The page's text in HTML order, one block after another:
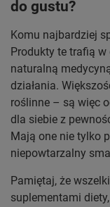
do gustu?
Komu najbardziej
Produkty te trafią
naturalną
działania.
roślinne – są więc
dla siebie z
Mają one nie tylko
niepowtarzalny
Pamiętaj, że
suplementami